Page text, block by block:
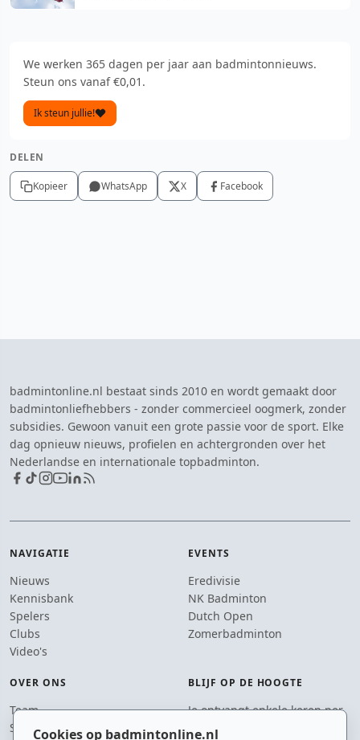
Cookies op badmintonline.nl
We werken 365 dagen per jaar aan badmintonnieuws.
Steun ons vanaf €0,01.
Ik steun jullie!
DELEN
Kopieer WhatsApp X Facebook
badmintonline.nl bestaat sinds 2010 en wordt gemaakt door
badmintonliefhebbers - zonder commercieel oogmerk, zonder
subsidies. Gewoon vanuit een grote passie voor de sport. Elke
dag opnieuw nieuws, profielen en achtergronden over het
Nederlandse en internationale topbadminton.
NAVIGATIE
Nieuws
Kennisbank
Spelers
Clubs
Video's
EVENTS
Eredivisie
NK Badminton
Dutch Open
Zomerbadminton
OVER ONS
Team
Supporters
BLIJF OP DE HOOGTE
Je ontvangt enkele keren per
jaar een e-mail met het